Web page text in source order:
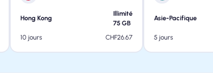
Hong Kong
Illimité
75 GB
10 jours
CHF26.67
Asie-Pacifique
5 jours